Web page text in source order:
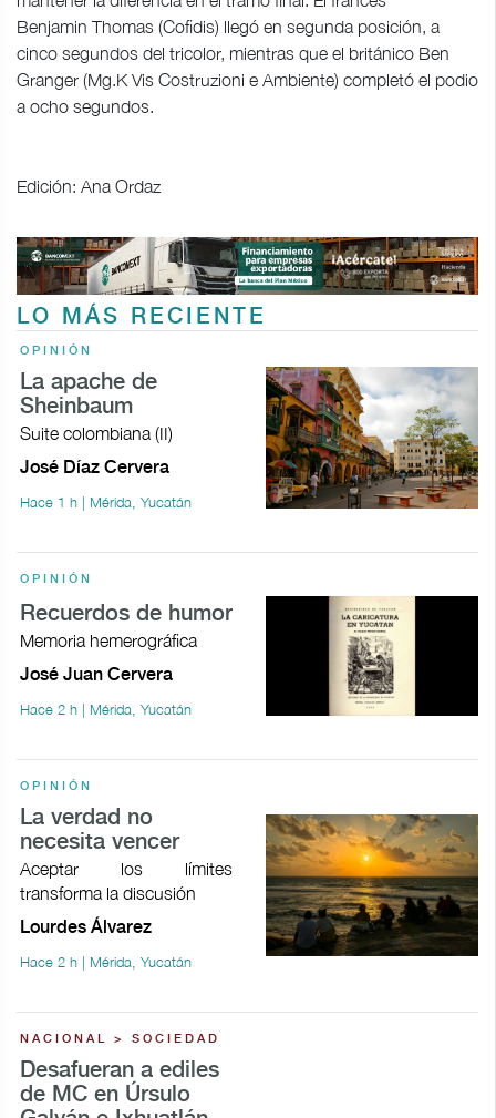
Benjamin Thomas (Cofidis) llegó en segunda posición, a
cinco segundos del tricolor, mientras que el británico Ben
Granger (Mg.K Vis Costruzioni e Ambiente) completó el podio
a ocho segundos.
Edición: Ana Ordaz
LO MÁS RECIENTE
OPINIÓN
La apache de
Sheinbaum
Suite colombiana (II)
José Díaz Cervera
Hace 1 h | Mérida, Yucatán
OPINIÓN
Recuerdos de humor
Memoria hemerográfica
José Juan Cervera
Hace 2 h | Mérida, Yucatán
OPINIÓN
La verdad no
necesita vencer
Aceptar los límites
transforma la discusión
Lourdes Álvarez
Hace 2 h | Mérida, Yucatán
NACIONAL > SOCIEDAD
Desafueran a ediles
de MC en Úrsulo